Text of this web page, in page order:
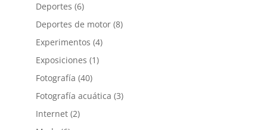
Deportes (6)
Deportes de motor(8)
Experimentos (4)
Exposiciones (1)
Fotografía (40)
Fotografía acuática (3)
Internet(2)